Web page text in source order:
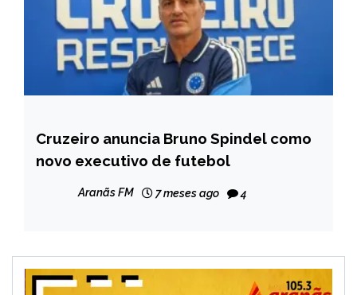
ESPORTES
Cruzeiro anuncia Bruno Spindel como
novo executivo de futebol
Aranãs FM 7 meses ago 4